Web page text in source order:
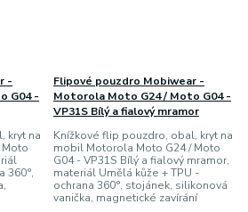
-
G04 -
kryt na
360°,
Flipové pouzdro Mobiwear -
Motorola Moto G24 / Moto G04 -
VP31S Bílý a fialový mramor
Knížkové flip pouzdro, obal, kryt na
mobil Motorola Moto G24 / Moto
G04 - VP31S Bílý a fialový mramor,
materiál Umělá kůže + TPU -
ochrana 360°, stojánek, silikonová
vanička, magnetické zavírání